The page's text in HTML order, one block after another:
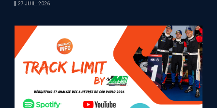
27 JUIL. 2026